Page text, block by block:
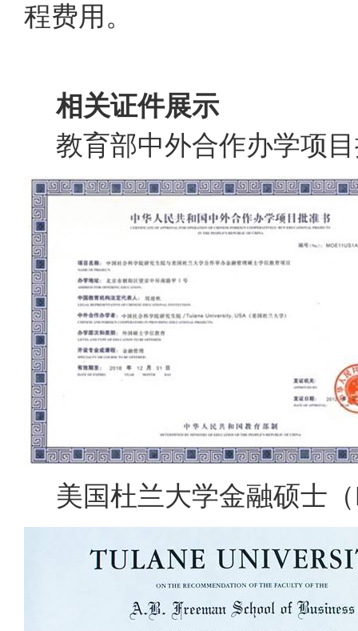
程费用。
相关证件展示
教育部中外合作办学项
美国杜兰大学金融硕士